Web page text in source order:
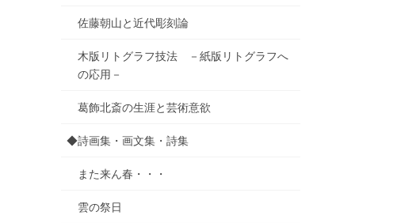
佐藤朝山と近代彫刻論
木版リトグラフ技法 －紙版リトグラフへ
の応用－
葛飾北斎の生涯と芸術意欲
◆詩画集・画文集・詩集
また来ん春・・・
雲の祭日